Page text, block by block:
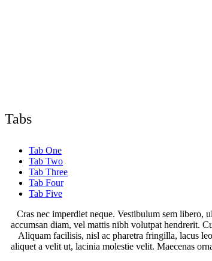
Tabs
Tab One
Tab Two
Tab Three
Tab Four
Tab Five
Cras nec imperdiet neque. Vestibulum sem libero,
accumsan diam, vel mattis nibh volutpat hendrerit.
Aliquam facilisis, nisl ac pharetra fringilla, lacus
aliquet a velit ut, lacinia molestie velit. Maecenas